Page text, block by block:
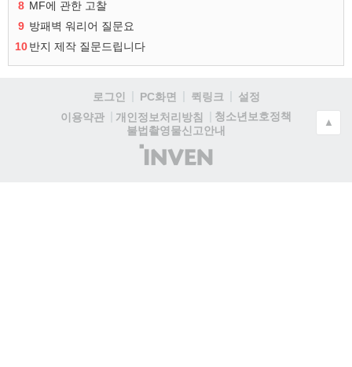
8 MF에 관한 고찰
9 방패벽 워리어 질문요
10반지 제작 질문드립니다
로그인 PC화면 퀵링크
설정
이용약관
개인정보처리방침
청소년보호정책
불법촬영물신고안내
(주)
인
▲